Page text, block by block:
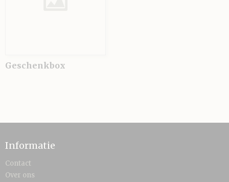
Geschenkbox
Informatie
Contact
Over ons